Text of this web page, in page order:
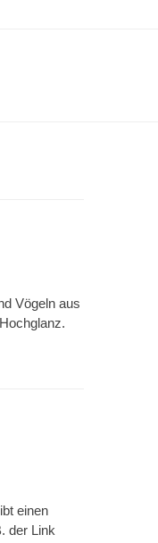
Vögeln aus
einen
der Link